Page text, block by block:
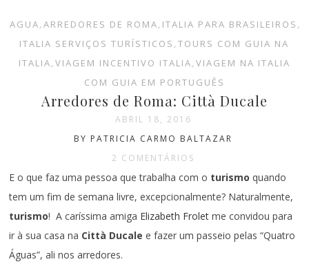
AGUA, ARREDORES DE ROMA, ITALIA PARA BRASILEIROS ,
ITALIA SERVIÇOS TURÍSTICOS ,TOURS COM GUIA NA
ITALIA, VIAGEM INCENTIVO ITALIA, VIAGEM NA ITALIA
COM GUIA EM PORTUGUÊS
Arredores de Roma: Città Ducale
ABRIL 18, 2016
BY PATRICIA CARMO BALTAZAR
2 COMENTÁRIOS
E o que faz uma pessoa que trabalha com o turismoquando
tem um fim de semana livre, excepcionalmente? Naturalmente,
turismo! A caríssima amiga Elizabeth Frolet me convidou para
ir à sua casa na Città Ducalee fazer um passeio pelas “Quatro
Águas”, ali nos arredores.